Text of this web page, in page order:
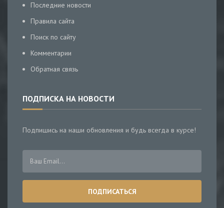
Последние новости
Правила сайта
Поиск по сайту
Комментарии
Обратная связь
ПОДПИСКА НА НОВОСТИ
Подпишись на наши обновления и будь всегда в курсе!